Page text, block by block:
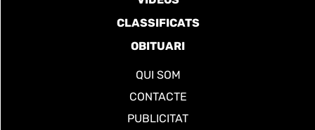
CLASSIFICATS
OBITUARI
QUI SOM
CONTACTE
PUBLICITAT